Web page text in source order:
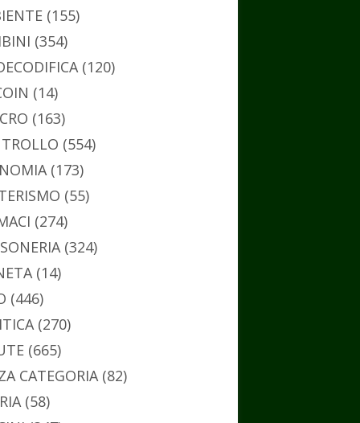
(155)
(354)
(120)
(14)
(163)
(554)
(173)
(55)
(274)
(324)
(14)
(446)
(270)
(665)
CATEGORIA(82)
(58)